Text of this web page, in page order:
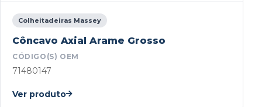
Colheitadeiras Massey
Côncavo Axial Arame Grosso
CÓDIGO(S) OEM
71480147
Ver produto